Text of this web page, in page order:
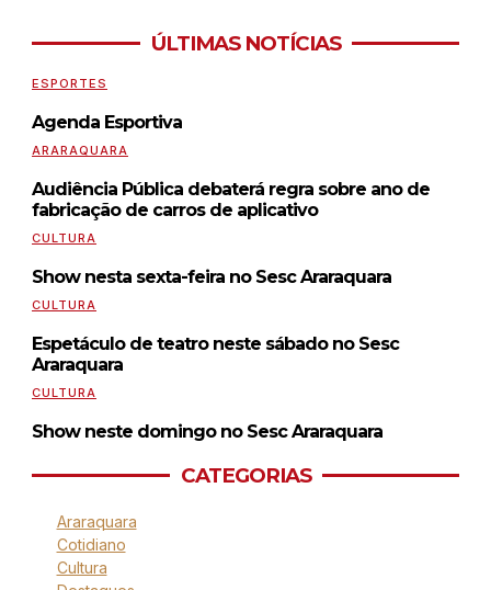
ÚLTIMAS NOTÍCIAS
ESPORTES
Agenda Esportiva
ARARAQUARA
Audiência Pública debaterá regra sobre ano de
fabricação de carros de aplicativo
CULTURA
Show nesta sexta-feira no Sesc Araraquara
CULTURA
Espetáculo de teatro neste sábado no Sesc
Araraquara
CULTURA
Show neste domingo no Sesc Araraquara
CATEGORIAS
Araraquara
Cotidiano
Cultura